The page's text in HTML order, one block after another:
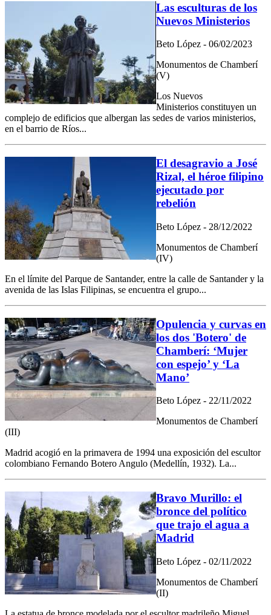
Las esculturas de los
Nuevos Ministerios
Beto López - 06/02/2023
Monumentos de Chamberí
(V)
Los Nuevos
Ministerios constituyen un
complejo de edificios que albergan las sedes de varios ministerios,
en el barrio de Ríos...
El desagravio a José
Rizal, el héroe filipino
ejecutado por
rebelión
Beto López - 28/12/2022
Monumentos de Chamberí
(IV)
En el límite del Parque de Santander, entre la calle de Santander y la
avenida de las Islas Filipinas, se encuentra el grupo...
Opulencia y curvas en
los dos 'Botero' de
Chamberí: ‘Mujer
con espejo’ y ‘La
Mano’
Beto López - 22/11/2022
Monumentos de Chamberí
(III)
Madrid acogió en la primavera de 1994 una exposición del escultor
colombiano Fernando Botero Angulo (Medellín, 1932). La...
Bravo Murillo: el
bronce del político
que trajo el agua a
Madrid
Beto López - 02/11/2022
Monumentos de Chamberí
(II)